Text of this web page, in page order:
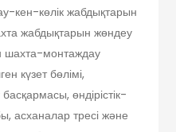
кен-көлік жабдықтарын
жабдықтарын жөндеу
шахта-монтаждау
күзет бөлімі,
өндірістік-
асханалар тресі және